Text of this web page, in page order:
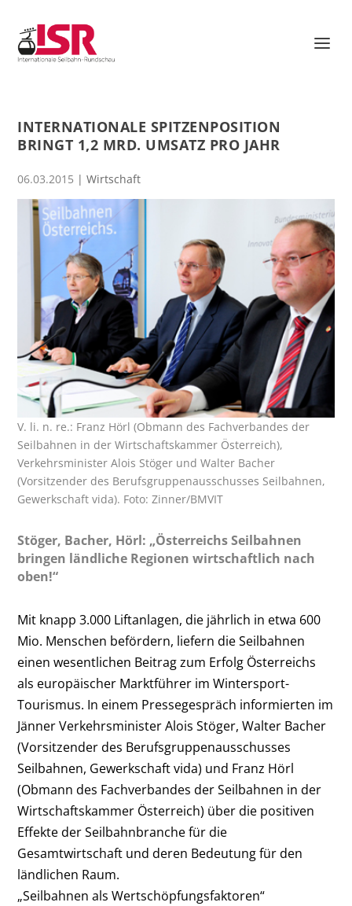
INTERNATIONALE SPITZENPOSITION
BRINGT 1,2 MRD. UMSATZ PRO JAHR
06.03.2015 |Wirtschaft
V. li. n. re.: Franz Hörl (Obmann des Fachverbandes der
Seilbahnen in der Wirtschaftskammer Österreich),
Verkehrsminister Alois Stöger und Walter Bacher
(Vorsitzender des Berufsgruppenausschusses Seilbahnen,
Gewerkschaft vida). Foto: Zinner/BMVIT
Stöger, Bacher, Hörl: „Österreichs Seilbahnen
bringen ländliche Regionen wirtschaftlich nach
oben!“
Mit knapp 3.000 Liftanlagen, die jährlich in etwa 600
Mio. Menschen befördern, liefern die Seilbahnen
einen wesentlichen Beitrag zum Erfolg Österreichs
als europäischer Marktführer im Wintersport-
Tourismus. In einem Pressegespräch informierten im
Jänner Verkehrsminister Alois Stöger, Walter Bacher
(Vorsitzender des Berufsgruppenausschusses
Seilbahnen, Gewerkschaft vida) und Franz Hörl
(Obmann des Fachverbandes der Seilbahnen in der
Wirtschaftskammer Österreich) über die positiven
Effekte der Seilbahnbranche für die
Gesamtwirtschaft und deren Bedeutung für den
ländlichen Raum.
„Seilbahnen als Wertschöpfungsfaktoren“